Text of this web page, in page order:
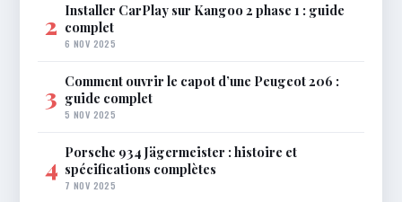
2 Installer CarPlay sur Kangoo 2 phase 1 : guide
complet
6 NOV 2025
3 Comment ouvrir le capot d’une Peugeot 206 :
guide complet
5 NOV 2025
4 Porsche 934 Jägermeister : histoire et
spécifications complètes
7 NOV 2025